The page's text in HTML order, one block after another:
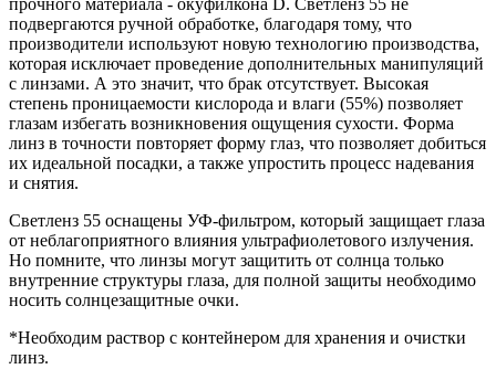
прочного материала - окуфилкона D. Светленз 55 не
подвергаются ручной обработке, благодаря тому, что
производители используют новую технологию производства,
которая исключает проведение дополнительных манипуляций
с линзами. А это значит, что брак отсутствует. Высокая
степень проницаемости кислорода и влаги (55%) позволяет
глазам избегать возникновения ощущения сухости. Форма
линз в точности повторяет форму глаз, что позволяет добиться
их идеальной посадки, а также упростить процесс надевания
и снятия.
Светленз 55 оснащены УФ-фильтром, который защищает глаза
от неблагоприятного влияния ультрафиолетового излучения.
Но помните, что линзы могут защитить от солнца только
внутренние структуры глаза, для полной защиты необходимо
носить солнцезащитные очки.
*Необходим раствор с контейнером для хранения и очистки
линз.